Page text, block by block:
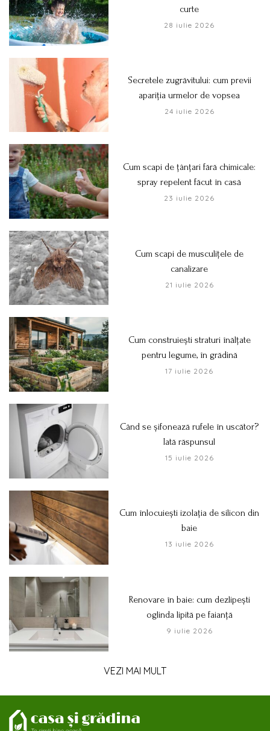
curte
28 iulie 2026
Secretele zugrăvitului: cum previi
apariția urmelor de vopsea
24 iulie 2026
Cum scapi de țânțari fără chimicale:
spray repelent făcut în casă
23 iulie 2026
Cum scapi de musculițele de
canalizare
21 iulie 2026
Cum construiești straturi înălțate
pentru legume, în grădină
17 iulie 2026
Când se șifonează rufele în uscător?
Iată răspunsul
15 iulie 2026
Cum înlocuiești izolația de silicon din
baie
13 iulie 2026
Renovare în baie: cum dezlipești
oglinda lipită pe faianță
9 iulie 2026
VEZI MAI MULT